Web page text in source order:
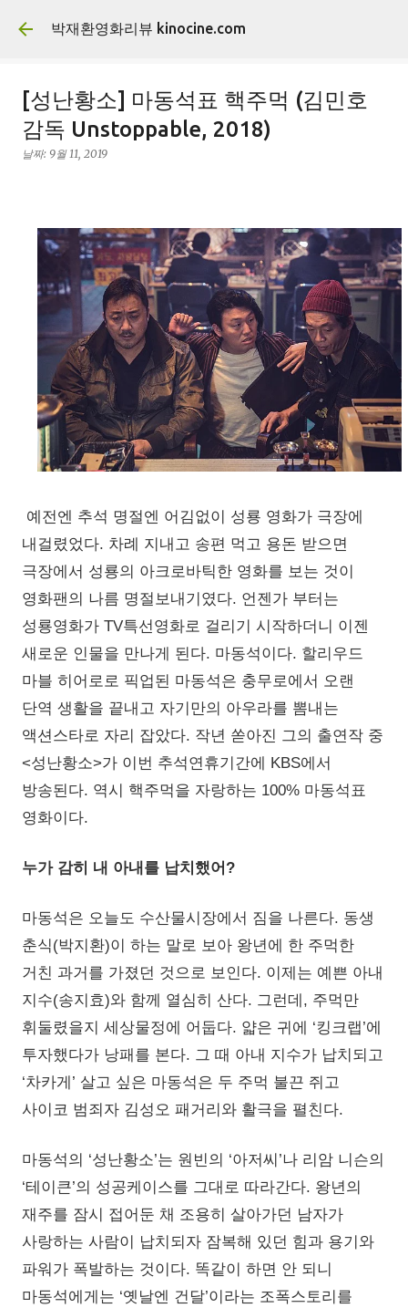
기본 콘텐츠로 건너뛰기
박재환영화리뷰 kinocine.com
[성난황소] 마동석표 핵주먹 (김민호
감독 Unstoppable, 2018)
날짜: 9월 11, 2019
예전엔 추석 명절엔 어김없이 성룡 영화가 극장에
내걸렸었다. 차례 지내고 송편 먹고 용돈 받으면
극장에서 성룡의 아크로바틱한 영화를 보는 것이
영화팬의 나름 명절보내기였다. 언젠가 부터는
성룡영화가 TV특선영화로 걸리기 시작하더니 이젠
새로운 인물을 만나게 된다. 마동석이다. 할리우드
마블 히어로로 픽업된 마동석은 충무로에서 오랜
단역 생활을 끝내고 자기만의 아우라를 뽐내는
액션스타로 자리 잡았다. 작년 쏟아진 그의 출연작 중
<성난황소>가 이번 추석연휴기간에 KBS에서
방송된다. 역시 핵주먹을 자랑하는 100% 마동석표
영화이다.
누가 감히 내 아내를 납치했어?
마동석은 오늘도 수산물시장에서 짐을 나른다. 동생
춘식(박지환)이 하는 말로 보아 왕년에 한 주먹한
거친 과거를 가졌던 것으로 보인다. 이제는 예쁜 아내
지수(송지효)와 함께 열심히 산다. 그런데, 주먹만
휘둘렸을지 세상물정에 어둡다. 얇은 귀에 ‘킹크랩’에
투자했다가 낭패를 본다. 그 때 아내 지수가 납치되고
‘차카게’ 살고 싶은 마동석은 두 주먹 불끈 쥐고
사이코 범죄자 김성오 패거리와 활극을 펼친다.
마동석의 ‘성난황소’는 원빈의 ‘아저씨’나 리암 니슨의
‘테이큰’의 성공케이스를 그대로 따라간다. 왕년의
재주를 잠시 접어둔 채 조용히 살아가던 남자가
사랑하는 사람이 납치되자 잠복해 있던 힘과 용기와
파워가 폭발하는 것이다. 똑같이 하면 안 되니
마동석에게는 ‘옛날엔 건달’이라는 조폭스토리를